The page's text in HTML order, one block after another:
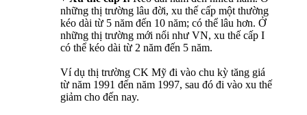
những thị trường lâu đời, xu thế cấp một thường
kéo dài từ 5 năm đến 10 năm; có thể lâu hơn. Ở
những thị trường mới nổi như VN, xu thế cấp I
có thể kéo dài từ 2 năm đến 5 năm.
Ví dụ thị trường CK Mỹ đi vào chu kỳ tăng giá
từ năm 1991 đến năm 1997, sau đó đi vào xu thế
giảm cho đến nay.